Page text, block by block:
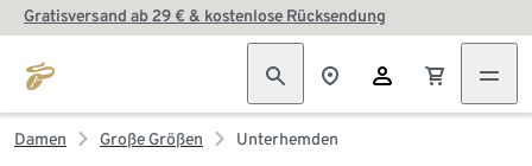
Gratisversand ab 29 € & kostenlose Rücksendung
Damen Große Größen Unterhemden